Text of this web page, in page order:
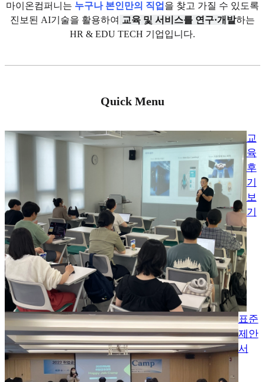
마이온컴퍼니는 누구나 본인만의 직업 을 찾고 가질 수 있도록
진보된 AI기술을 활용하여 교육 및 서비스를 연구·개발하는
HR & EDU TECH 기업입니다.
Quick Menu
교
육
후
기
보
기
표준
제안
서